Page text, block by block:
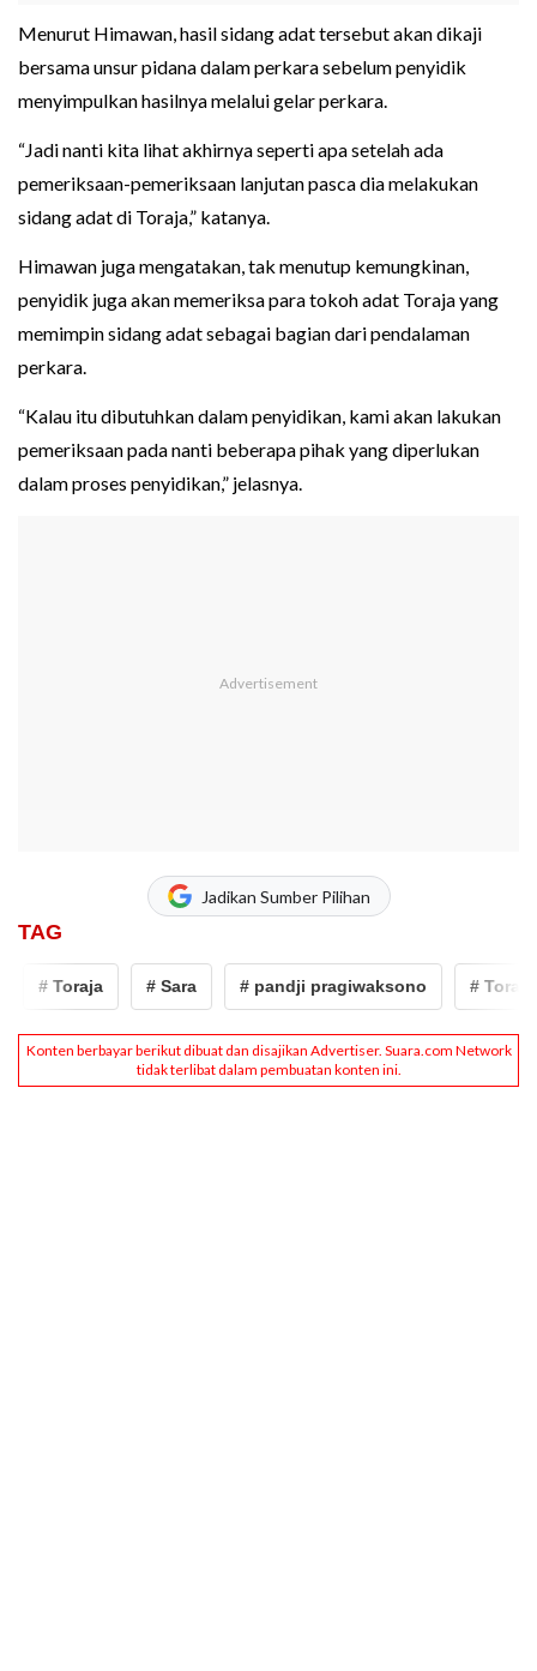
Menurut Himawan, hasil sidang adat tersebut akan dikaji
bersama unsur pidana dalam perkara sebelum penyidik
menyimpulkan hasilnya melalui gelar perkara.
“Jadi nanti kita lihat akhirnya seperti apa setelah ada
pemeriksaan-pemeriksaan lanjutan pasca dia melakukan
sidang adat di Toraja,” katanya.
Himawan juga mengatakan, tak menutup kemungkinan,
penyidik juga akan memeriksa para tokoh adat Toraja yang
memimpin sidang adat sebagai bagian dari pendalaman
perkara.
“Kalau itu dibutuhkan dalam penyidikan, kami akan lakukan
pemeriksaan pada nanti beberapa pihak yang diperlukan
dalam proses penyidikan,” jelasnya.
Jadikan Sumber Pilihan
TAG
# Toraja # Sara # pandji pragiwaksono # Toraja